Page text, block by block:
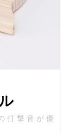
打撃音が優